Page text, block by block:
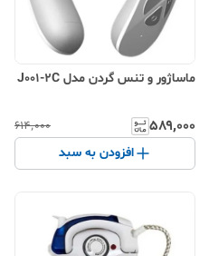
ماساژور و تنس گردن مدل J001-2C
۵۸۹٬۰۰۰ ۶۱۴٬۰۰۰
افزودن به سبد